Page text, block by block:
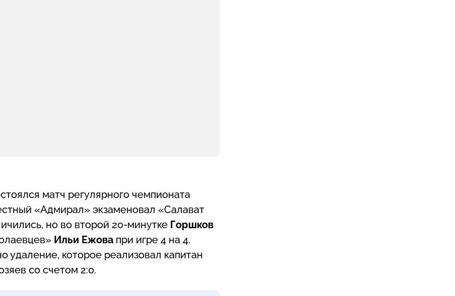
матч регулярного чемпионата
«Адмирал» экзаменовал «Салават
но во второй 20-минутке Горшков
Ильи Ежова при игре 4 на 4.
которое реализовал капитан
со счетом 2:0.